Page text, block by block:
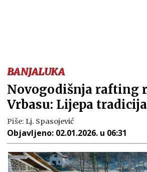
BANJALUKA
Novogodišnja rafting
Vrbasu: Lijepa
Piše: Lj. Spasojević
Objavljeno: 02.01.2026. u 06:31